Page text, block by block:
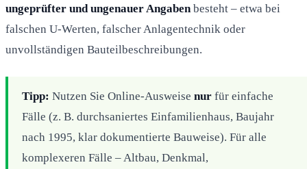
ungeprüfter und ungenauer Angaben besteht – etwa bei
falschen U-Werten, falscher Anlagentechnik oder
unvollständigen Bauteilbeschreibungen.
Tipp: Nutzen Sie Online-Ausweise nur für einfache
Fälle (z. B. durchsaniertes Einfamilienhaus, Baujahr
nach 1995, klar dokumentierte Bauweise). Für alle
komplexeren Fälle – Altbau, Denkmal,